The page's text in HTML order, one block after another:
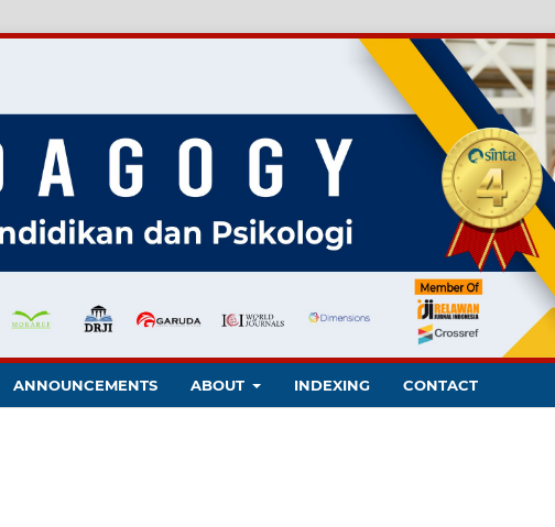
ANNOUNCEMENTS ABOUT INDEXING CONTACT